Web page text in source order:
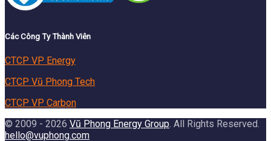
Các Công Ty Thành Viên
CTCP VP Energy
CTCP Vũ Phong Tech
CTCP VP Carbon
© 2009 - 2026 Vũ Phong Energy Group . All Rights Reserved.
hello@vuphong.com